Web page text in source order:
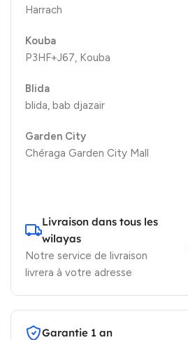
Harrach
Kouba
P3HF+J67, Kouba
Blida
blida, bab djazair
Garden City
Chéraga Garden City Mall
Livraison dans tous les
wilayas
Notre service de livraison
livrera à votre adresse
Garantie 1 an